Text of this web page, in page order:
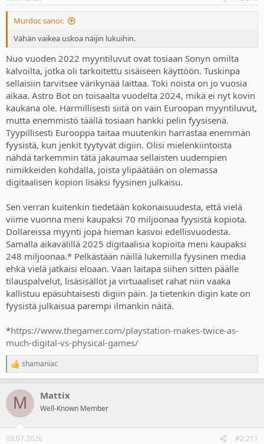
s
:
Murdoc sanoi:
Vähän vaikea uskoa näijin lukuihin.
Nuo vuoden 2022 myyntiluvut ovat tosiaan Sonyn omilta
kalvoilta, jotka oli tarkoitettu sisäiseen käyttöön. Tuskinpa
sellaisiin tarvitsee värikynää laittaa. Toki noista on jo vuosia
aikaa. Astro Bot on toisaalta vuodelta 2024, mikä ei nyt kovin
kaukana ole. Harmillisesti siitä on vain Euroopan myyntiluvut,
mutta enemmistö täällä tosiaan hankki pelin fyysisenä.
Tyypillisesti Eurooppa taitaa muutenkin harrastaa enemmän
fyysistä, kun jenkit tyytyvät digiin. Olisi mielenkiintoista
nähdä tarkemmin tätä jakaumaa sellaisten uudempien
nimikkeiden kohdalla, joista ylipäätään on olemassa
digitaalisen kopion lisäksi fyysinen julkaisu.
Sen verran kuitenkin tiedetään kokonaisuudesta, että vielä
viime vuonna meni kaupaksi 70 miljoonaa fyysistä kopiota.
Dollareissa myynti jopa hieman kasvoi edellisvuodesta.
Samalla aikavälillä 2025 digitaalisia kopioita meni kaupaksi
248 miljoonaa.* Pelkästään näillä lukemilla fyysinen media
ehkä vielä jatkaisi eloaan. Vaan laitapa siihen sitten päälle
tilauspalvelut, lisäsisällöt ja virtuaaliset rahat niin vaaka
kallistuu epäsuhtaisesti digiin päin. Ja tietenkin digin kate on
fyysistä julkaisua parempi ilmankin näitä.
*https://www.thegamer.com/playstation-makes-twice-as-
much-digital-vs-physical-games/
R
e
c
i
shamaniac
M Mattix
Well-Known Member
03.07.2026 #2 211